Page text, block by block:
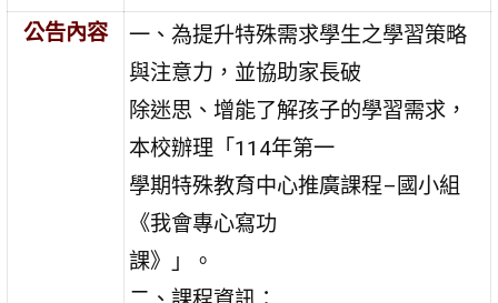
公告內容
一、為提升特殊需求學生之學習策略
與注意力，並協助家長破
除迷思、增能了解孩子的學習需求，
本校辦理「114年第一
學期特殊教育中心推廣課程–國小組
《我會專心寫功
課》」。